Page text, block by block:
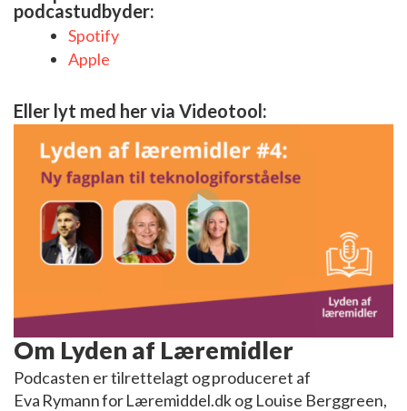
podcastudbyder:
Spotify
Apple
Eller lyt med her via Videotool:
Om Lyden af Læremidler
Podcasten er tilrettelagt og produceret af
Eva Rymannfor Læremiddel.dk og Louise Berggreen,